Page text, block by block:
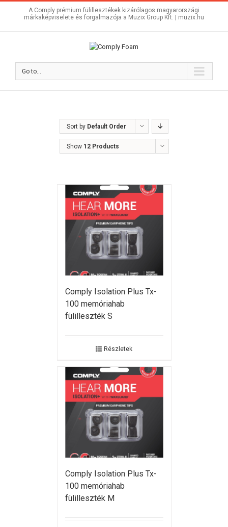
A Comply prémium fülillesztékek kizárólagos magyarországi
márkaképviselete és forgalmazója a Muzix Group Kft. | muzix.hu
Go to...
Sort by Default Order
Show 12 Products
Comply Isolation Plus Tx-
100 memóriahab
fülilleszték S
Részletek
Comply Isolation Plus Tx-
100 memóriahab
fülilleszték M